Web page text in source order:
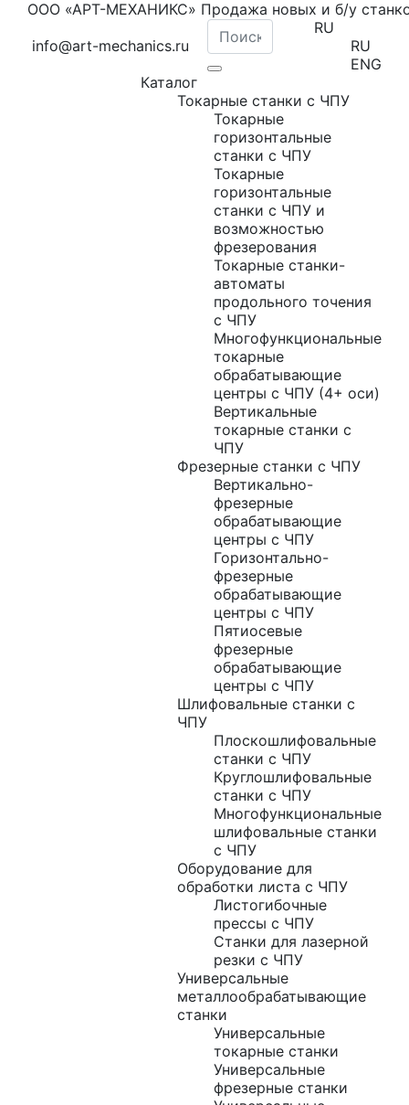
ООО «АРТ-МЕХАНИКС» Продажа новых и б/у
info@art-mechanics.ru
RU
RU
ENG
Каталог
Токарные станки с ЧПУ
Токарные
горизонтальные
станки с ЧПУ
Токарные
горизонтальные
станки с ЧПУ и
возможностью
фрезерования
Токарные станки-
автоматы
продольного точения
с ЧПУ
Многофункциональные
токарные
обрабатывающие
центры с ЧПУ (4+ оси)
Вертикальные
токарные станки с
ЧПУ
Фрезерные станки с ЧПУ
Вертикально-
фрезерные
обрабатывающие
центры с ЧПУ
Горизонтально-
фрезерные
обрабатывающие
центры с ЧПУ
Пятиосевые
фрезерные
обрабатывающие
центры с ЧПУ
Шлифовальные станки с
ЧПУ
Плоскошлифовальные
станки с ЧПУ
Круглошлифовальные
станки с ЧПУ
Многофункциональные
шлифовальные станки
с ЧПУ
Оборудование для
обработки листа с ЧПУ
Листогибочные
прессы с ЧПУ
Станки для лазерной
резки с ЧПУ
Универсальные
металлообрабатывающие
станки
Универсальные
токарные станки
Универсальные
фрезерные станки